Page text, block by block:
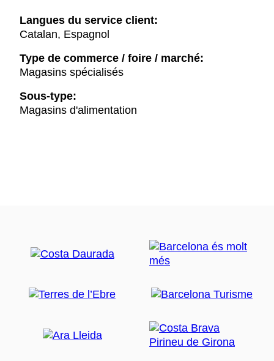
Langues du service client:
Catalan, Espagnol
Type de commerce / foire / marché:
Magasins spécialisés
Sous-type:
Magasins d'alimentation